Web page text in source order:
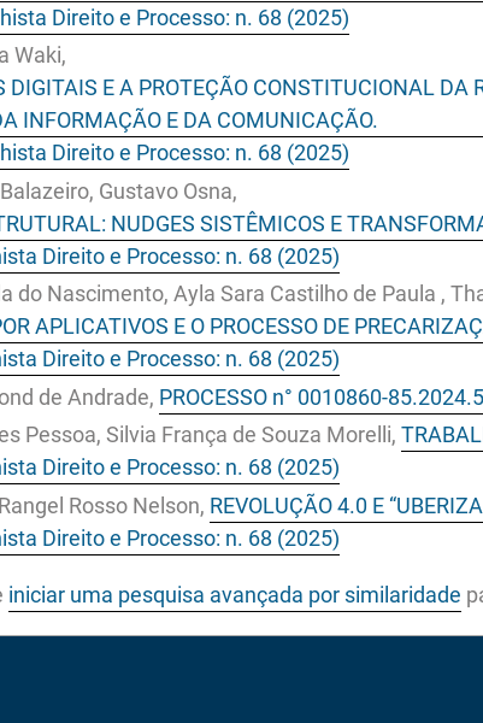
Direito e Processo: n. 68 (2025)
Waki,
DIGITAIS E A PROTEÇÃO CONSTITUCIONAL
INFORMAÇÃO E DA COMUNICAÇÃO.
Direito e Processo: n. 68 (2025)
Gustavo Osna,
NUDGES SISTÊMICOS E
Direito e Processo: n. 68 (2025)
do Nascimento, Ayla Sara Castilho de Paula ,
APLICATIVOS E O PROCESSO DE
Direito e Processo: n. 68 (2025)
de Andrade, PROCESSO n° 0010860-
Pessoa, Silvia França de Souza Morelli,
Direito e Processo: n. 68 (2025)
Rosso Nelson, REVOLUÇÃO 4.0 E
Direito e Processo: n. 68 (2025)
iniciar uma pesquisa avançada por similaridade